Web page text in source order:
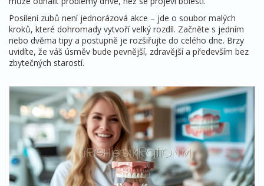
Posílení zubů není jednorázová akce – jde o soubor malých
kroků, které dohromady vytvoří velký rozdíl. Začněte s jedním
nebo dvěma tipy a postupně je rozšiřujte do celého dne. Brzy
uvidíte, že váš úsměv bude pevnější, zdravější a především bez
zbytečných starostí.